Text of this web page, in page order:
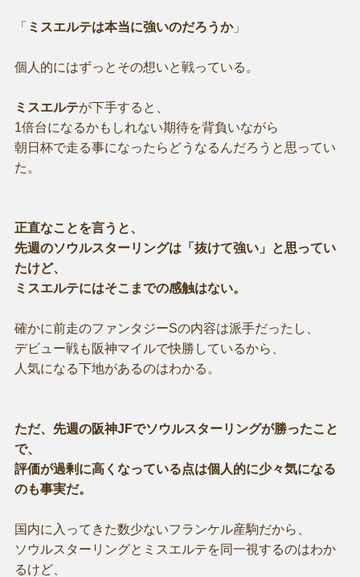
「 ミスエルテは本当に強いのだろうか」
個人的にはずっとその想いと戦っている。
ミスエルテが下手すると、
1倍台になるかもしれない期待を背負いながら
朝日杯で走る事になったらどうなるんだろうと思ってい
た。
正直なことを言うと、
先週のソウルスターリングは「抜けて強い」と思ってい
たけど、
ミスエルテにはそこまでの感触はない。
確かに前走のファンタジーSの内容は派手だったし、
デビュー戦も阪神マイルで快勝しているから、
人気になる下地があるのはわかる。
ただ、先週の阪神JFでソウルスターリングが勝ったこと
で、
評価が過剰に高くなっている点は個人的に少々気になる
のも事実だ。
国内に入ってきた数少ないフランケル産駒だから、
ソウルスターリングとミスエルテを同一視するのはわか
るけど、